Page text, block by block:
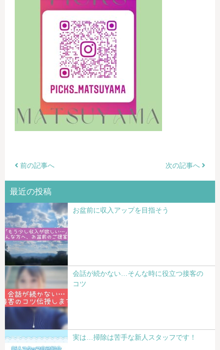
前の記事へ 次の記事へ
最近の投稿
お盆前に収入アップを目指そう
会話が続かない…そんな時に役立つ接客の
コツ
実は…掃除は苦手な新人スタッフです！